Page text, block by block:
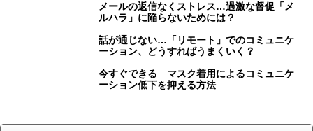
メールの返信なくストレス…過激な督促「メ
ルハラ」に陥らないためには？
話が通じない…「リモート」でのコミュニケ
ーション、どうすればうまくいく？
今すぐできる マスク着用によるコミュニケ
ーション低下を抑える方法